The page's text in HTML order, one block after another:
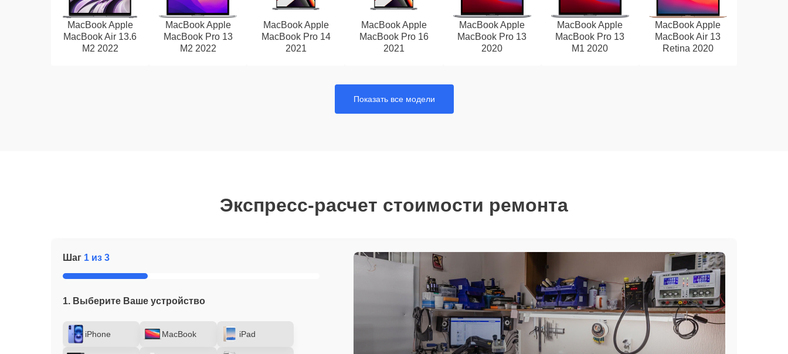
MacBook Apple
MacBook Air 13.6
M2 2022
MacBook Apple
MacBook Pro 13
M2 2022
MacBook Apple
MacBook Pro 14
2021
MacBook Apple
MacBook Pro 16
2021
MacBook Apple
MacBook Pro 13
2020
MacBook Apple
MacBook Pro 13
M1 2020
MacBook Apple
MacBook Air 13
Retina 2020
Показать все модели
Экспресс-расчет стоимости ремонта
Шаг 1 из 3
1. Выберите Ваше устройство
iPhone MacBook iPad